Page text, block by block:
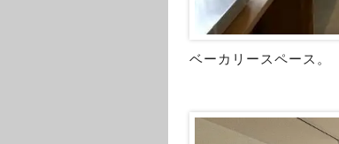
ベーカリースペース。